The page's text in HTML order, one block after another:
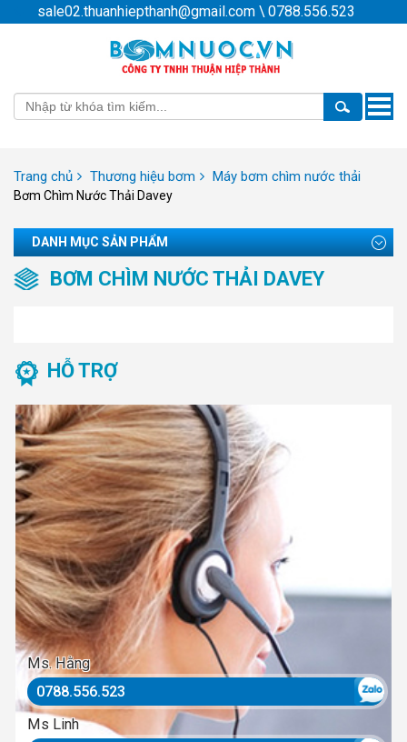
sale02.thuanhiepthanh@gmail.com \ 0788.556.523
Toggle
Trang chủ Thương hiệu bơm Máy bơm chìm nước thải
Bơm Chìm Nước Thải Davey
DANH MỤC SẢN PHẨM
BƠM CHÌM NƯỚC THẢI DAVEY
HỖ TRỢ
Ms. Hằng
0788.556.523
Ms Linh